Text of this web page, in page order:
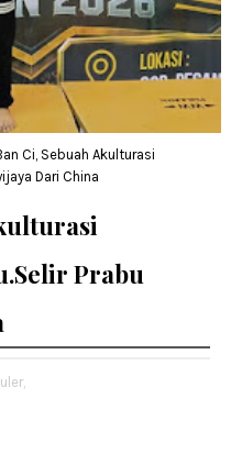
Ci, Sebuah Akulturasi
Dari China
Prabu